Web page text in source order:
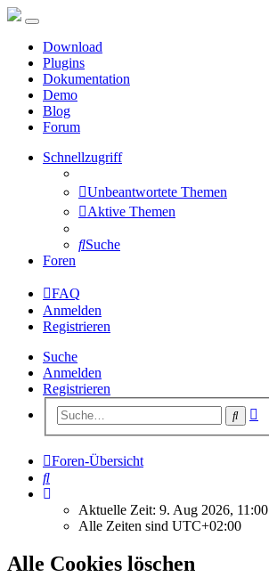
Download
Plugins
Dokumentation
Demo
Blog
Forum
Schnellzugriff
Unbeantwortete Themen
Aktive Themen
Suche
Foren
FAQ
Anmelden
Registrieren
Suche
Anmelden
Registrieren
Suche
Foren-Übersicht
Suche
Aktuelle Zeit: 9. Aug 2026, 11:00
Alle Zeiten sind UTC+02:00
Alle Cookies löschen